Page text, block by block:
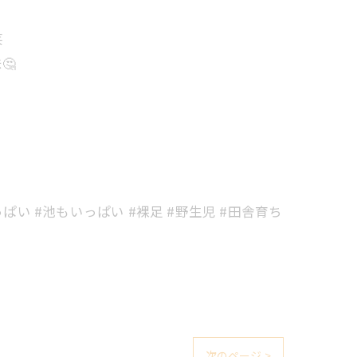
い #池もいっぱい #裸足 #野生児 #田舎育ち